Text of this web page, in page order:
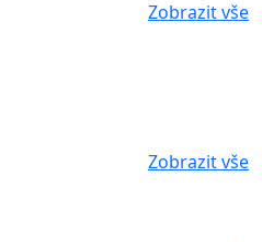
Zobrazit vše
Zobrazit vše